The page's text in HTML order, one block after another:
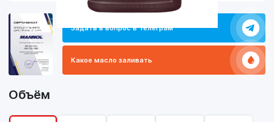
Задать в вопрос в Телеграм
Какое масло заливать
Объём